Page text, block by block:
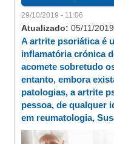
29/10/2019 - 11:06
Atualizado: 05/11/
A artrite psoriática é
inflamatória crónica
acomete sobretudo
entanto, embora
patologias, a artrite
pessoa, de qualquer
em reumatologia,